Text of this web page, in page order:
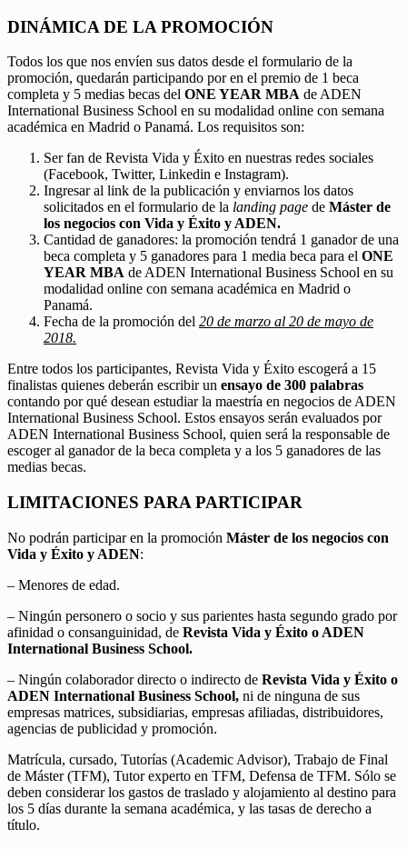
DINÁMICA DE LA PROMOCIÓN
Todos los que nos envíen sus datos desde el formulario de la
promoción, quedarán participando por en el premio de 1 beca
completa y 5 medias becas del ONE YEAR MBA de ADEN
International Business School en su modalidad online con semana
académica en Madrid o Panamá. Los requisitos son:
Ser fan de Revista Vida y Éxito en nuestras redes sociales
(Facebook, Twitter, Linkedin e Instagram).
Ingresar al link de la publicación y enviarnos los datos
solicitados en el formulario de la landing page de Máster de
los negocios con Vida y Éxito y ADEN.
Cantidad de ganadores: la promoción tendrá 1 ganador de una
beca completa y 5 ganadores para 1 media beca para el ONE
YEAR MBA de ADEN International Business School en su
modalidad online con semana académica en Madrid o
Panamá.
Fecha de la promoción del 20 de marzo al 20 de mayo de
2018.
Entre todos los participantes, Revista Vida y Éxito escogerá a 15
finalistas quienes deberán escribir un ensayo de 300 palabras
contando por qué desean estudiar la maestría en negocios de ADEN
International Business School. Estos ensayos serán evaluados por
ADEN International Business School, quien será la responsable de
escoger al ganador de la beca completa y a los 5 ganadores de las
medias becas.
LIMITACIONES PARA PARTICIPAR
No podrán participar en la promoción Máster de los negocios con
Vida y Éxito y ADEN:
– Menores de edad.
– Ningún personero o socio y sus parientes hasta segundo grado por
afinidad o consanguinidad, de Revista Vida y Éxito o ADEN
International Business School.
– Ningún colaborador directo o indirecto de Revista Vida y Éxito o
ADEN International Business School, ni de ninguna de sus
empresas matrices, subsidiarias, empresas afiliadas, distribuidores,
agencias de publicidad y promoción.
Matrícula, cursado, Tutorías (Academic Advisor), Trabajo de Final
de Máster (TFM), Tutor experto en TFM, Defensa de TFM. Sólo se
deben considerar los gastos de traslado y alojamiento al destino para
los 5 días durante la semana académica, y las tasas de derecho a
título.